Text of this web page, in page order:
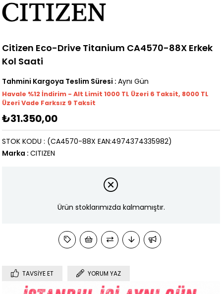
Citizen Eco-Drive Titanium CA4570-88X Erkek
Kol Saati
Tahmini Kargoya Teslim Süresi : Aynı Gün
Havale %12 İndirim - Alt Limit 1000 TL Üzeri 6 Taksit, 8000 TL
Üzeri Vade Farksız 9 Taksit
₺31.350,00
(CA4570-88X EAN:4974374335982)
STOK KODU
Marka : CITIZEN
Ürün stoklarımızda kalmamıştır.
TAVSIYE ET YORUM YAZ